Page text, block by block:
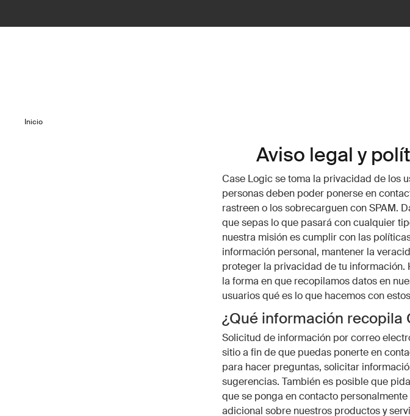
Inicio
Aviso legal y
Case Logic se toma la privacidad de los
personas deben poder ponerse en
rastreen o los sobrecarguen con SPAM.
que sepas lo que pasará con cualquier
nuestra misión es cumplir con las
información personal, mantener la
proteger la privacidad de tu
la forma en que recopilamos datos en
usuarios qué es lo que hacemos con
¿Qué información recopila
Solicitud de información por correo
sitio a fin de que puedas ponerte en
para hacer preguntas, solicitar
sugerencias. También es posible que
que se ponga en contacto
adicional sobre nuestros productos y